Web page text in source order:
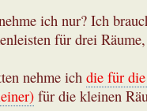
ich nur? Ich
für drei
nehme ich die für
für die kleinen